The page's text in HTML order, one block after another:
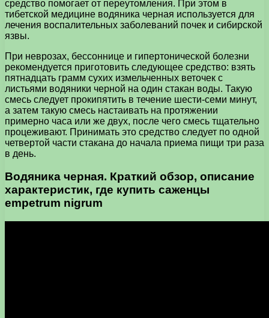
средство помогает от переутомления. При этом в
тибетской медицине водяника черная используется для
лечения воспалительных заболеваний почек и сибирской
язвы.
При неврозах, бессоннице и гипертонической болезни
рекомендуется приготовить следующее средство: взять
пятнадцать грамм сухих измельченных веточек с
листьями водяники черной на один стакан воды. Такую
смесь следует прокипятить в течение шести-семи минут,
а затем такую смесь настаивать на протяжении
примерно часа или же двух, после чего смесь тщательно
процеживают. Принимать это средство следует по одной
четвертой части стакана до начала приема пищи три раза
в день.
Водяника черная. Краткий обзор, описание
характеристик, где купить саженцы
empetrum nigrum